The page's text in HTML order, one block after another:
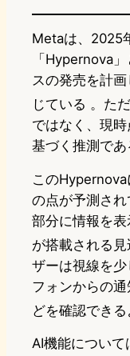
Metaは、2025
「Hypernova
スの発売を計
じている 。た
ではなく、現
基づく推測で
この
の点が予測さ
部分に情報を
が搭載される
ザーは視線を
フォンからの
どを確認でき
AI機能につい